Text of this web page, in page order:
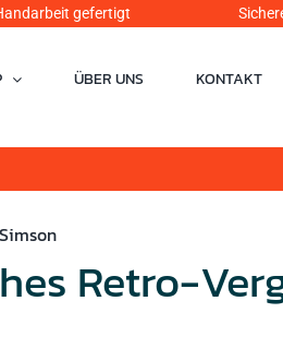
gefertigt Sicheres
ÜBER UNS KONTAKT
Retro-